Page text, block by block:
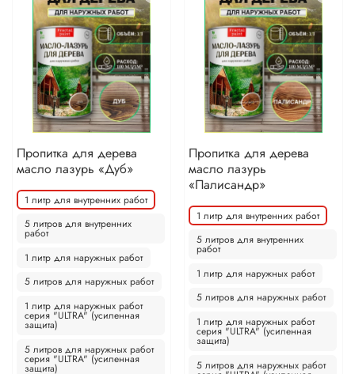
Пропитка для дерева
масло лазурь «Дуб»
1 литр для внутренних работ
5 литров для внутренних
работ
1 литр для наружных работ
5 литров для наружных работ
1 литр для наружных работ
серия "ULTRA" (усиленная
защита)
5 литров для наружных работ
серия "ULTRA" (усиленная
защита)
Пропитка для дерева
масло лазурь
«Палисандр»
1 литр для внутренних работ
5 литров для внутренних
работ
1 литр для наружных работ
5 литров для наружных работ
1 литр для наружных работ
серия "ULTRA" (усиленная
защита)
5 литров для наружных работ